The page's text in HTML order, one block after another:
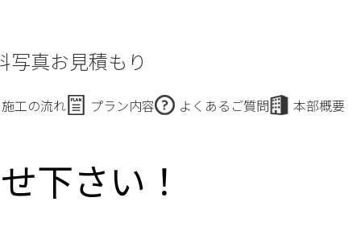
写真お見積もり
施工の流れ プラン内容 よくあるご質問 本部概要
下さい！